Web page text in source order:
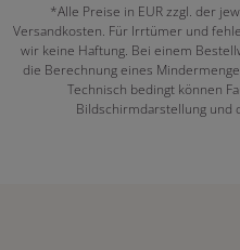
*Alle Preise in EUR zzgl. der
Versandkosten. Für Irrtümer und
wir keine Haftung. Bei einem
die Berechnung eines
Technisch bedingt können
Bildschirmdarstellung und